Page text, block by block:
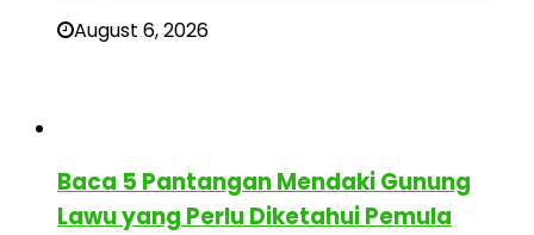
August 6, 2026
Baca 5 Pantangan Mendaki Gunung
Lawu yang Perlu Diketahui Pemula